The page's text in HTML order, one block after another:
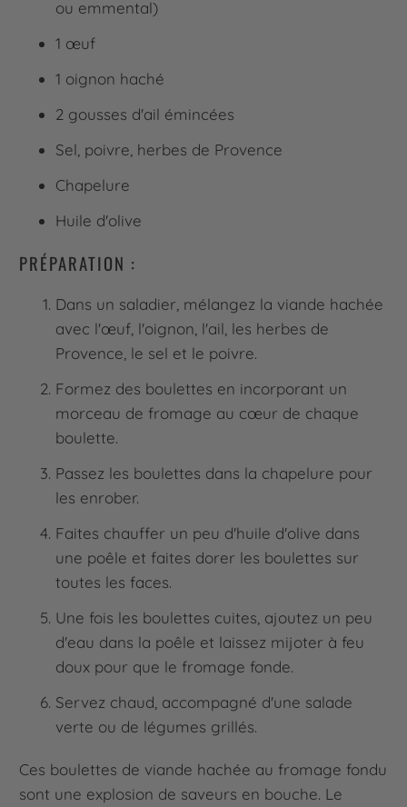
ou emmental)
1 œuf
1 oignon haché
2 gousses d'ail émincées
Sel, poivre, herbes de Provence
Chapelure
Huile d'olive
PRÉPARATION :
Dans un saladier, mélangez la viande hachée
avec l'œuf, l'oignon, l'ail, les herbes de
Provence, le sel et le poivre.
Formez des boulettes en incorporant un
morceau de fromage au cœur de chaque
boulette.
Passez les boulettes dans la chapelure pour
les enrober.
Faites chauffer un peu d'huile d'olive dans
une poêle et faites dorer les boulettes sur
toutes les faces.
Une fois les boulettes cuites, ajoutez un peu
d'eau dans la poêle et laissez mijoter à feu
doux pour que le fromage fonde.
Servez chaud, accompagné d'une salade
verte ou de légumes grillés.
Ces boulettes de viande hachée au fromage fondu
sont une explosion de saveurs en bouche. Le